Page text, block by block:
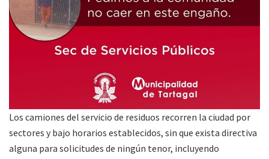
Los camiones del servicio de residuos recorren la ciudad por
sectores y bajo horarios establecidos, sin que exista directiva
alguna para solicitudes de ningún tenor, incluyendo